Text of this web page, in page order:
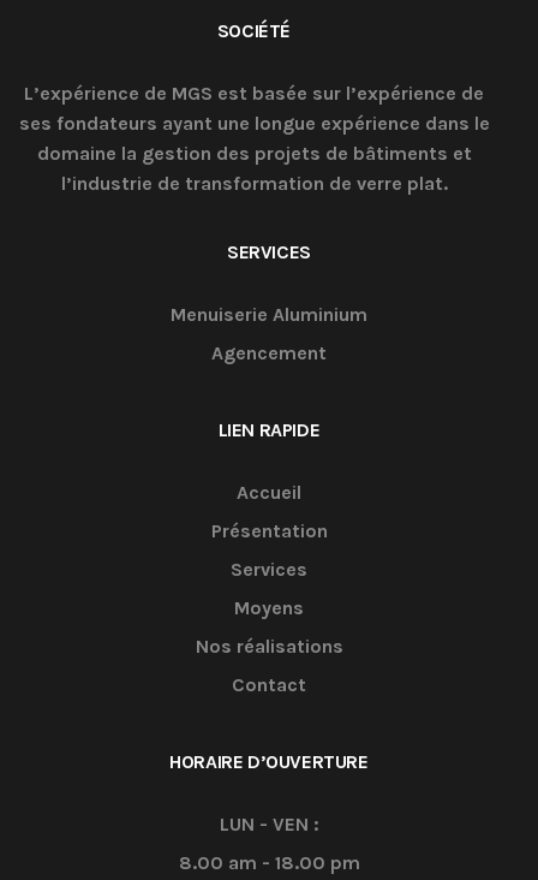
SOCIÉTÉ
L’expérience de MGS est basée sur l’expérience de
ses fondateurs ayant une longue expérience dans le
domaine la gestion des projets de bâtiments et
l’industrie de transformation de verre plat.
SERVICES
Menuiserie Aluminium
Agencement
LIEN RAPIDE
Accueil
Présentation
Services
Moyens
Nos réalisations
Contact
HORAIRE D’OUVERTURE
LUN - VEN :
8.00 am - 18.00 pm